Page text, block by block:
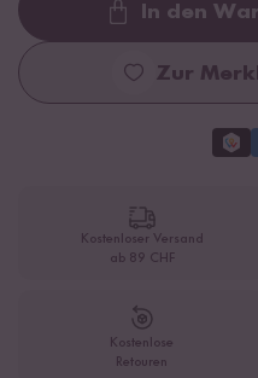
In den
Zur
Kostenloser Versand
ab 89 CHF
Kostenlose
Retouren